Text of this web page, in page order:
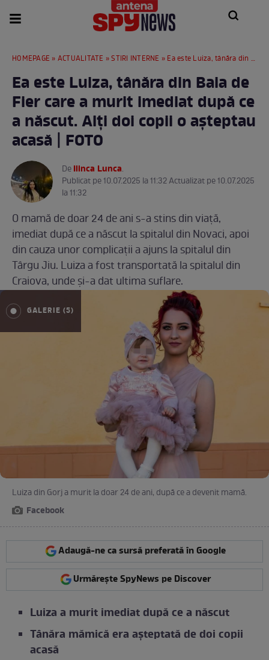
HOMEPAGE » ACTUALITATE »STIRI INTERNE » Ea este Luiza, tânăra din Baia de Fier care a murit imediat după ce a născut. Alți doi copii o așteptau acasă | FOTO
Ea este Luiza, tânăra din Baia de
Fier care a murit imediat după ce
a născut. Alți doi copii o așteptau
acasă | FOTO
DeIlinca Lunca.
Publicat pe 10.07.2025 la 11:32 Actualizat pe 10.07.2025
la 11:32
O mamă de doar 24 de ani s-a stins din viață,
imediat după ce a născut la spitalul din Novaci, apoi
din cauza unor complicații a ajuns la spitalul din
Târgu Jiu. Luiza a fost transportată la spitalul din
Craiova, unde și-a dat ultima suflare.
GALERIE (5)
Luiza din Gorj a murit la doar 24 de ani, după ce a devenit mamă.
Facebook
Adaugă-ne ca sursă preferată în Google
Urmărește SpyNews pe Discover
Luiza a murit imediat după ce a născut
Tânăra mămică era așteptată de doi copii
acasă